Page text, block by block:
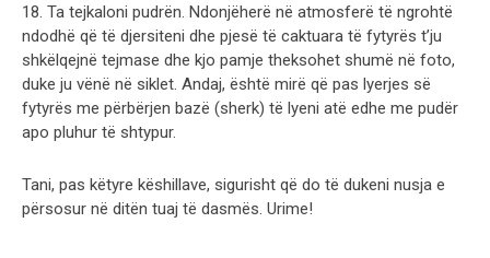
18. Ta tejkaloni pudrën. Ndonjëherë në atmosferë të ngrohtë
ndodhë që të djersiteni dhe pjesë të caktuara të fytyrës t’ju
shkëlqejnë tejmase dhe kjo pamje theksohet shumë në foto,
duke ju vënë në siklet. Andaj, është mirë që pas lyerjes së
fytyrës me përbërjen bazë (sherk) të lyeni atë edhe me pudër
apo pluhur të shtypur.
Tani, pas këtyre këshillave, sigurisht që do të dukeni nusja e
përsosur në ditën tuaj të dasmës. Urime!